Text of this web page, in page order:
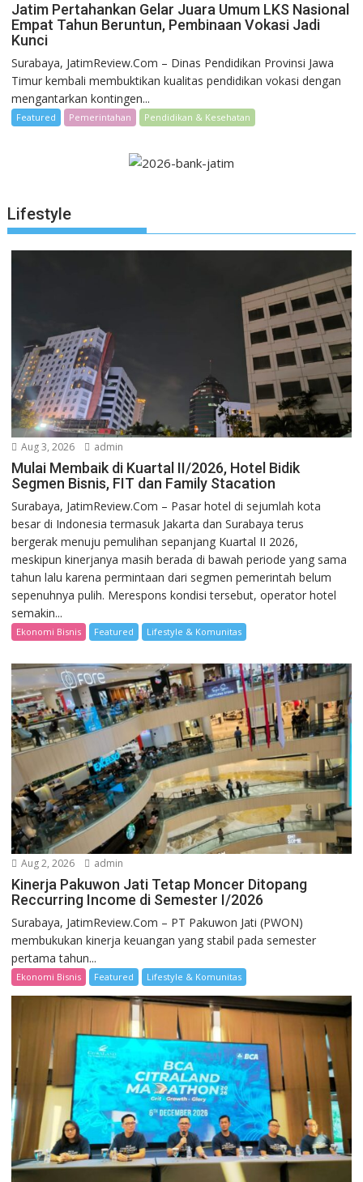
Jatim Pertahankan Gelar Juara Umum LKS Nasional
Empat Tahun Beruntun, Pembinaan Vokasi Jadi
Kunci
Surabaya, JatimReview.Com – Dinas Pendidikan Provinsi Jawa
Timur kembali membuktikan kualitas pendidikan vokasi dengan
mengantarkan kontingen...
Featured Pemerintahan Pendidikan & Kesehatan
Lifestyle
Aug 3, 2026 admin
Mulai Membaik di Kuartal II/2026, Hotel Bidik
Segmen Bisnis, FIT dan Family Stacation
Surabaya, JatimReview.Com – Pasar hotel di sejumlah kota
besar di Indonesia termasuk Jakarta dan Surabaya terus
bergerak menuju pemulihan sepanjang Kuartal II 2026,
meskipun kinerjanya masih berada di bawah periode yang sama
tahun lalu karena permintaan dari segmen pemerintah belum
sepenuhnya pulih. Merespons kondisi tersebut, operator hotel
semakin...
Ekonomi Bisnis Featured Lifestyle & Komunitas
Aug 2, 2026 admin
Kinerja Pakuwon Jati Tetap Moncer Ditopang
Reccurring Income di Semester I/2026
Surabaya, JatimReview.Com – PT Pakuwon Jati (PWON)
membukukan kinerja keuangan yang stabil pada semester
pertama tahun...
Ekonomi Bisnis Featured Lifestyle & Komunitas